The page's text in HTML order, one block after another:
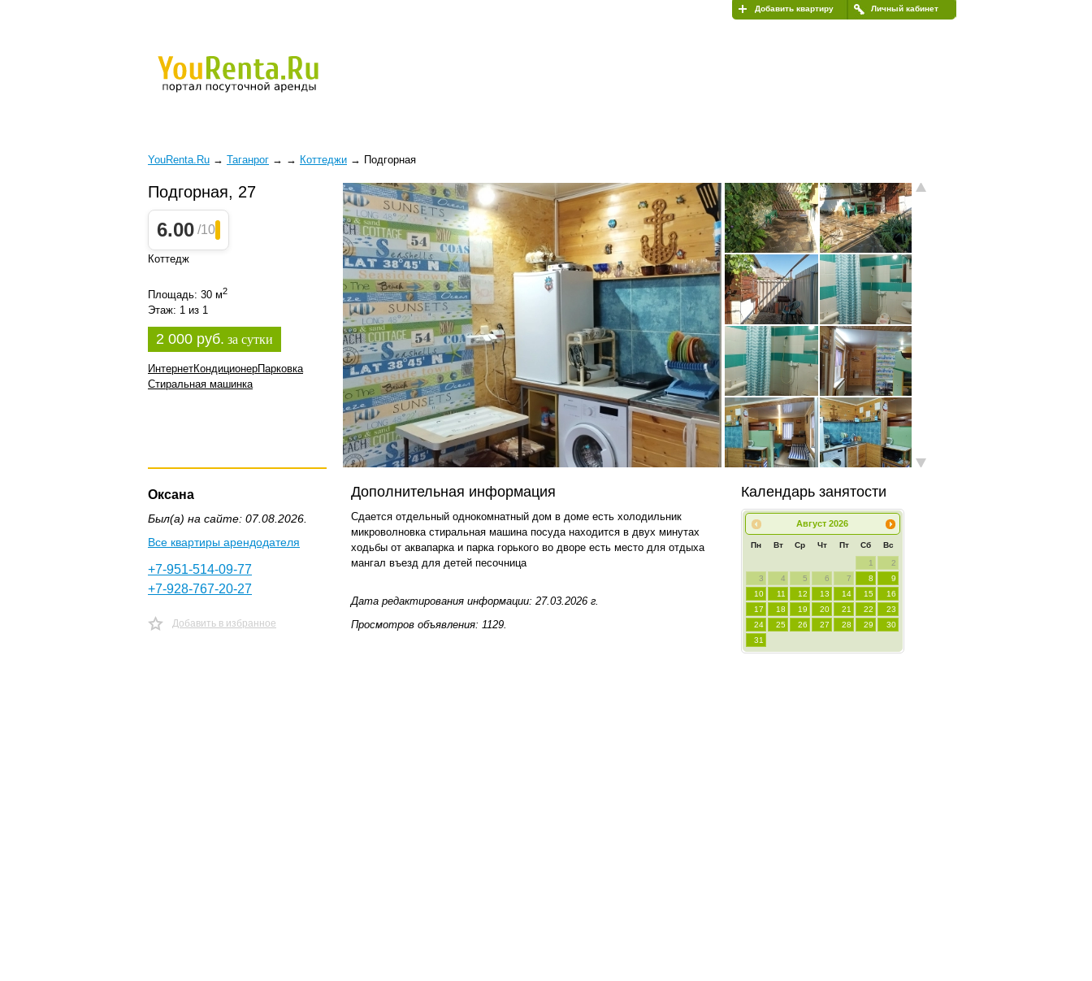
Личный кабинет
Добавить квартиру
YouRenta.Ru → Таганрог → → Коттеджи → Подгорная
Подгорная, 27
6.00 /10
Коттедж
Площадь: 30 м2
Этаж: 1 из 1
2 000 руб. за сутки
ИнтернетКондиционерПарковка
Стиральная машинка
Оксана
Был(а) на сайте: 07.08.2026.
Все квартиры арендодателя
+7-951-514-09-77
+7-928-767-20-27
Добавить в избранное
Дополнительная информация
Сдается отдельный однокомнатный дом в доме есть холодильник
микроволновка стиральная машина посуда находится в двух минутах
ходьбы от аквапарка и парка горького во дворе есть место для отдыха
мангал въезд для детей песочница
Дата редактирования информации: 27.03.2026 г.
Просмотров объявления: 1129.
Календарь занятости
Август 2026
Пн Вт Ср Чт Пт Сб Вс
1
2
3
4 5 6 7 8
9
10
11 12 13 14 15
16
17
18 19 20 21 22
23
24
25 26 27 28 29
30
31